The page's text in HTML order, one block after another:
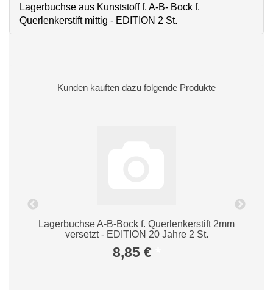
Lagerbuchse aus Kunststoff f. A-B- Bock f.
Querlenkerstift mittig - EDITION 2 St.
Kunden kauften dazu folgende Produkte
Lagerbuchse A-B-Bock f. Querlenkerstift 2mm
versetzt - EDITION 20 Jahre 2 St.
8,85 €